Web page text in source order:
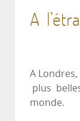
A
A
plus
monde.